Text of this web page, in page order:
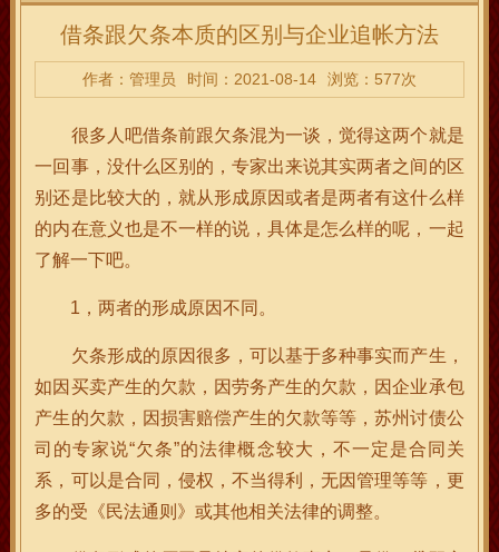
借条跟欠条本质的区别与企业追帐方法
作者：管理员 时间：2021-08-14 浏览：577次
很多人吧借条前跟欠条混为一谈，觉得这两个就是
一回事，没什么区别的，专家出来说其实两者之间的区
别还是比较大的，就从形成原因或者是两者有这什么样
的内在意义也是不一样的说，具体是怎么样的呢，一起
了解一下吧。
1，两者的形成原因不同。
欠条形成的原因很多，可以基于多种事实而产生，
如因买卖产生的欠款，因劳务产生的欠款，因企业承包
产生的欠款，因损害赔偿产生的欠款等等，苏州讨债公
司的专家说“欠条”的法律概念较大，不一定是合同关
系，可以是合同，侵权，不当得利，无因管理等等，更
多的受《民法通则》或其他相关法律的调整。